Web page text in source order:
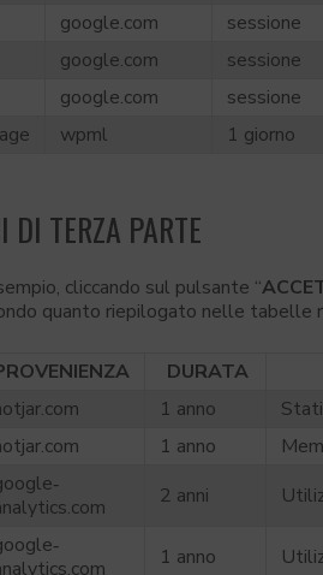
google.com sessione
google.com sessione
google.com sessione
wpml 1 giorno
TERZA PARTE
cliccando sul pulsante “
quanto riepilogato nelle tabelle
DURATA
1 anno
1 anno
2 anni
1 anno